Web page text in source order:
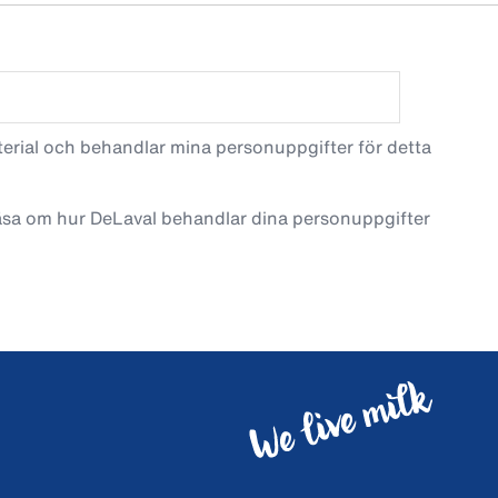
och behandlar mina personuppgifter för detta
om hur DeLaval behandlar dina personuppgifter